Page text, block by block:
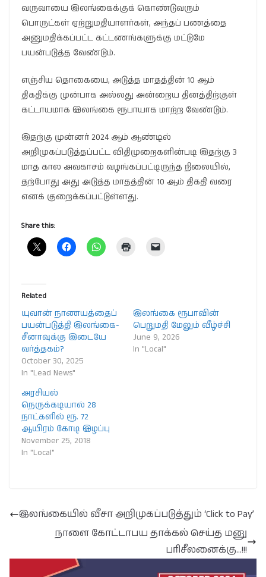
வருவாயை இலங்கைக்குக் கொண்டுவரும்
பொருட்கள் ஏற்றுமதியாளர்கள், அந்தப் பணத்தை
அனுமதிக்கப்பட்ட கட்டணங்களுக்கு மட்டுமே
பயன்படுத்த வேண்டும்.
எஞ்சிய தொகையை, அடுத்த மாதத்தின் 10 ஆம்
திகதிக்கு முன்பாக அல்லது அன்றைய தினத்திற்குள்
கட்டாயமாக இலங்கை ரூபாயாக மாற்ற வேண்டும்.
இதற்கு முன்னர் 2024 ஆம் ஆண்டில்
அறிமுகப்படுத்தப்பட்ட விதிமுறைகளின்படி இதற்கு 3
மாத கால அவகாசம் வழங்கப்பட்டிருந்த நிலையில்,
தற்போது அது அடுத்த மாதத்தின் 10 ஆம் திகதி வரை
எனக் குறைக்கப்பட்டுள்ளது.
Share this:
Related
யுவான் நாணயத்தைப்
பயன்படுத்தி இலங்கை-
சீனாவுக்கு இடையே
வர்த்தகம்?
October 30, 2025
In "Lead News"
இலங்கை ரூபாவின்
பெறுமதி மேலும் வீழ்ச்சி
June 9, 2026
In "Local"
அரசியல்
நெருக்கடியால் 28
நாட்களில் ரூ. 72
ஆயிரம் கோடி இழப்பு
November 25, 2018
In "Local"
இலங்கையில் வீசா அறிமுகப்படுத்தும் ‘Click to Pay’
நாளை கோட்டாபய தாக்கல் செய்த மனு
பரிசீலனைக்கு…!!!